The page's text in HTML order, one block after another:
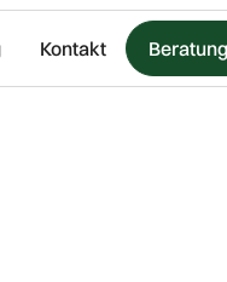
Kontakt